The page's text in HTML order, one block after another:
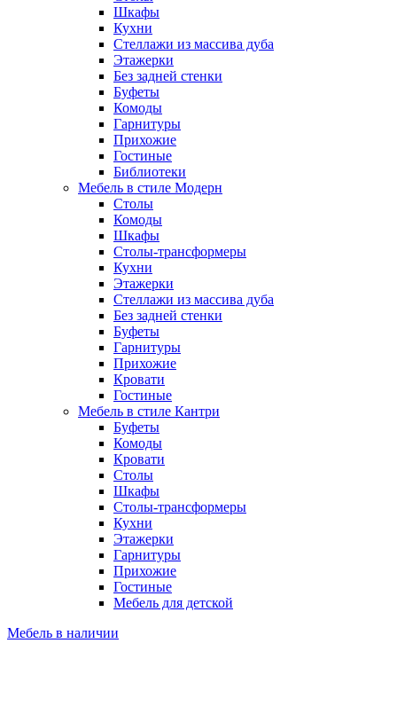
Шкафы
Кухни
Стеллажи из массива дуба
Этажерки
Без задней стенки
Буфеты
Комоды
Гарнитуры
Прихожие
Гостиные
Библиотеки
Мебель в стиле Модерн
Столы
Комоды
Шкафы
Столы-трансформеры
Кухни
Этажерки
Стеллажи из массива дуба
Без задней стенки
Буфеты
Гарнитуры
Прихожие
Кровати
Гостиные
Мебель в стиле Кантри
Буфеты
Комоды
Кровати
Столы
Шкафы
Столы-трансформеры
Кухни
Этажерки
Гарнитуры
Прихожие
Гостиные
Мебель для детской
Мебель в наличии